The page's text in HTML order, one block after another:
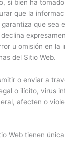
si bien ha
que la
que sea
u omisión en la
del Sitio Web.
o enviar a
o ilícito, virus
afecten o
Web tienen